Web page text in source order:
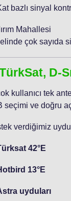
bazlı sinyal
Mahallesi
çok sayıda
D-
kullanıcı tek
seçimi ve doğru
verdiğimiz
42°E
13°E
uyduları